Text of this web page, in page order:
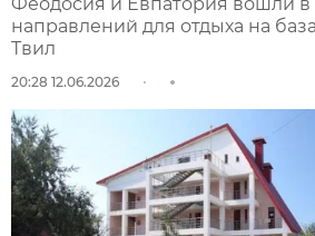
направлений для отдыха на
Твил
20:28 12.06.2026